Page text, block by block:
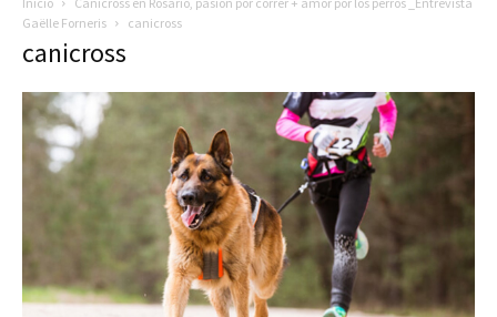
Gaëlle Forneris
canicross
canicross